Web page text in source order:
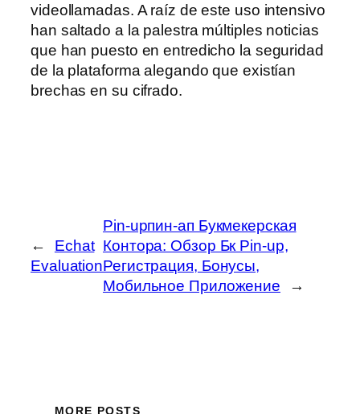
videollamadas. A raíz de este uso intensivo
han saltado a la palestra múltiples noticias
que han puesto en entredicho la seguridad
de la plataforma alegando que existían
brechas en su cifrado.
←
Echat
Evaluation
Pin-upпин-ап Букмекерская
Контора: Обзор Бк Pin-up,
Регистрация, Бонусы,
Мобильное Приложение
→
MORE POSTS